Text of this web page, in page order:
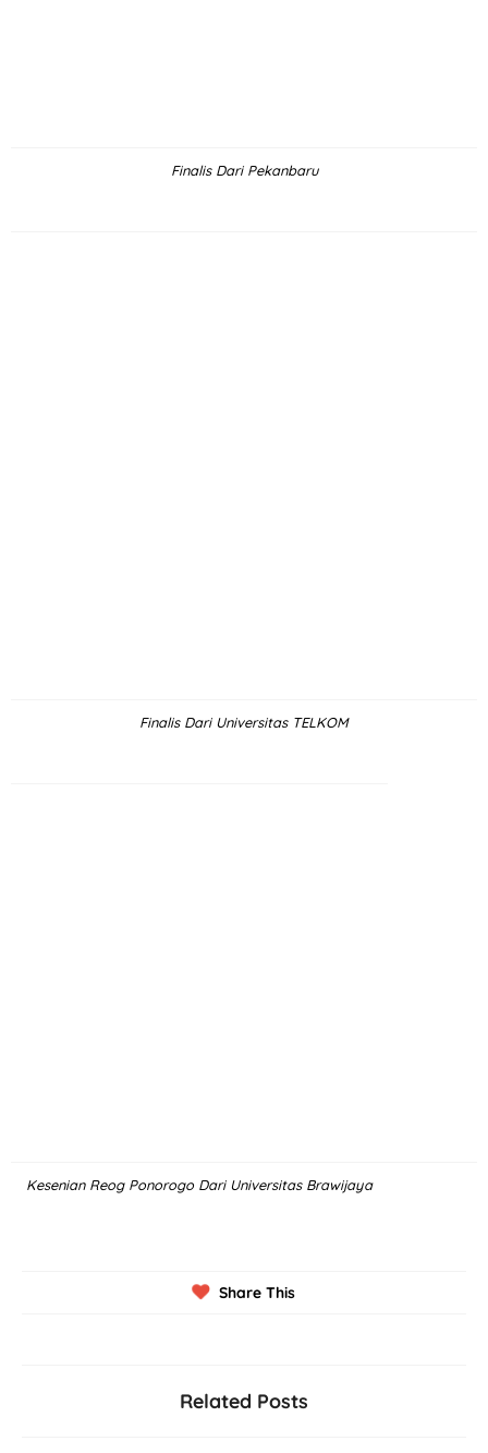
Finalis Dari Pekanbaru
Finalis Dari Universitas TELKOM
Kesenian Reog Ponorogo Dari Universitas Brawijaya
Share This
Related Posts